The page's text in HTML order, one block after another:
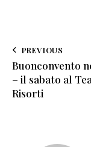
PREVIOUS
Buonconvento
– il sabato al
Risorti